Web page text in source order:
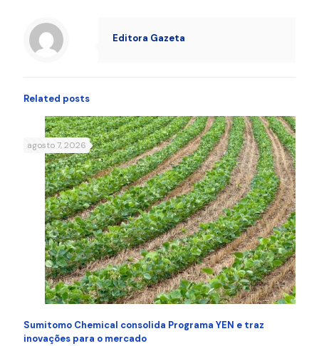
Editora Gazeta
Related posts
agosto 7, 2026
Sumitomo Chemical consolida Programa YEN e traz
inovações para o mercado